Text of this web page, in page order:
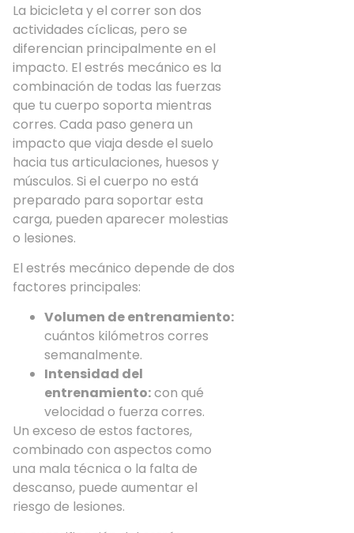
La bicicleta y el correr son dos
actividades cíclicas, pero se
diferencian principalmente en el
impacto. El estrés mecánico es la
combinación de todas las fuerzas
que tu cuerpo soporta mientras
corres. Cada paso genera un
impacto que viaja desde el suelo
hacia tus articulaciones, huesos y
músculos. Si el cuerpo no está
preparado para soportar esta
carga, pueden aparecer molestias
o lesiones.
El estrés mecánico depende de dos
factores principales:
Volumen de entrenamiento:
cuántos kilómetros corres
semanalmente.
Intensidad del
entrenamiento:con qué
velocidad o fuerza corres.
Un exceso de estos factores,
combinado con aspectos como
una mala técnica o la falta de
descanso, puede aumentar el
riesgo de lesiones.